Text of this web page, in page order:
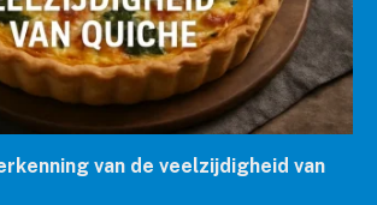
van de veelzijdigheid van